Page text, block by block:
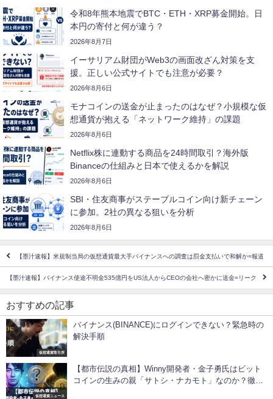
令和8年熊本地震でBTC・ETH・XRP募金開始。日
本円の寄付と何が違う？
2026年8月7日
イーサリアム財団がWeb3の画面改ざん対策を支
援。正しい公式サイトでも注意が必要？
2026年8月6日
モナコインの送金が止まったのはなぜ？小規模な仮
想通貨が抱える「ネットワーク維持」の課題
2026年8月6日
Netflix株に連動する商品を24時間取引？海外版
Binanceの仕組みと日本で使えるかを解説
2026年8月6日
SBI・住友商事がステーブルコイン向け新チェーン
に参加。2社の異なる狙いを分析
2026年8月6日
【墨汁速報】米規制当局の仮想通貨最大手バイナンスへの調査は罰金支払いで和解か=報道
【墨汁速報】バイナンス使途不明金535億円をUS法人からCEOの会社へ密かに送金=リーク
おすすめの記事
仮想通貨取引所
バイナンス(BINANCE)にログインできない？緊急時の
解決手順
仮想通貨ニュース
【都市伝説の真相】Winny開発者・金子勇氏はビット
コインの生みの親「サトシ・ナカモト」なのか？徹底